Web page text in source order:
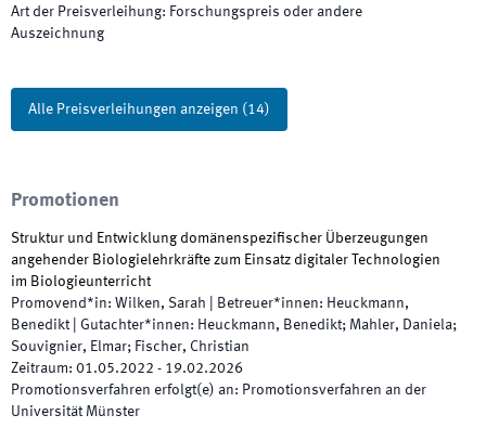
Art der Preisverleihung: Forschungspreis oder andere
Auszeichnung
Alle Preisverleihungen anzeigen (14)
Promotionen
Struktur und Entwicklung domänenspezifischer Überzeugungen
angehender Biologielehrkräfte zum Einsatz digitaler Technologien
im Biologieunterricht
Promovend*in: Wilken, Sarah Betreuer*innen: Heuckmann,
Benedikt
Gutachter*innen: Heuckmann, Benedikt; Mahler, Daniela;
Souvignier, Elmar; Fischer, Christian
Zeitraum: 01.05.2022 - 19.02.2026
Promotionsverfahren erfolgt(e) an: Promotionsverfahren an der
Universität Münster